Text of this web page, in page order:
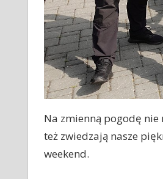
Na zmienną pogodę nie
też zwiedzają nasze
weekend.